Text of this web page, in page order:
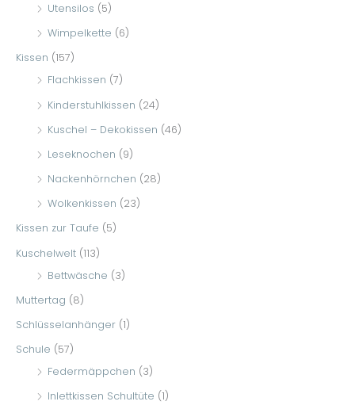
Utensilos (5)
Wimpelkette (6)
Kissen (157)
Flachkissen (7)
Kinderstuhlkissen (24)
Kuschel – Dekokissen (46)
Leseknochen (9)
Nackenhörnchen (28)
Wolkenkissen (23)
Kissen zur Taufe (5)
Kuschelwelt (113)
Bettwäsche (3)
Muttertag (8)
Schlüsselanhänger (1)
Schule (57)
Federmäppchen (3)
Inlettkissen Schultüte (1)